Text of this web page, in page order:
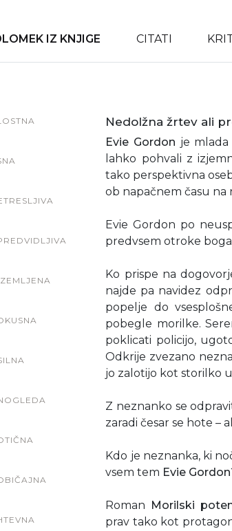
IZ KNJIGE CITATI
Nedolžna žrtev ali
Evie Gordon je mlada
lahko pohvali z
tako perspektivna
ob napačnem času na
Evie Gordon po
predvsem otroke
Ko prispe na
najde pa navidez
popelje do
pobegle morilke.
poklicati policijo,
Odkrije zvezano
jo zalotijo kot storilko
Z neznanko se
zaradi česar se hote –
Kdo je neznanka, ki
vsem tem Evie Gordon
Roman Morilski
prav tako kot